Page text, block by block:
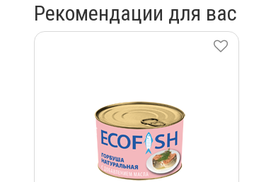
Рекомендации для вас